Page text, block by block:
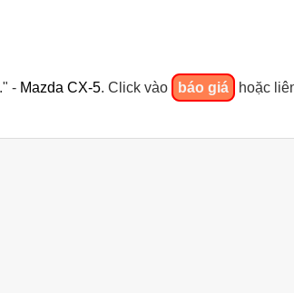
- Mazda CX-5. Click vào báo giá hoặc